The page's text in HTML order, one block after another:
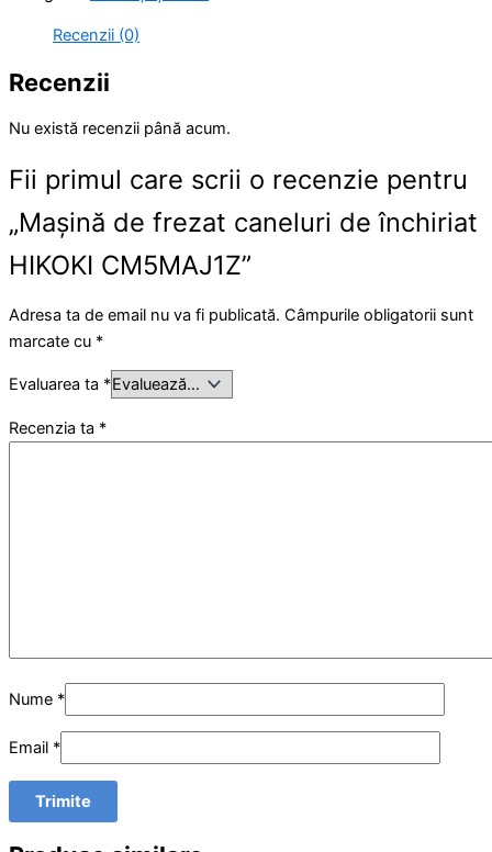
Recenzii (0)
Recenzii
Nu există recenzii până acum.
Fii primul care scrii o recenzie pentru
„Mașină de frezat caneluri de închiriat
HIKOKI CM5MAJ1Z”
Adresa ta de email nu va fi publicată. Câmpurile obligatorii sunt
marcate cu *
Evaluarea ta *
Recenzia ta *
Nume *
Email *